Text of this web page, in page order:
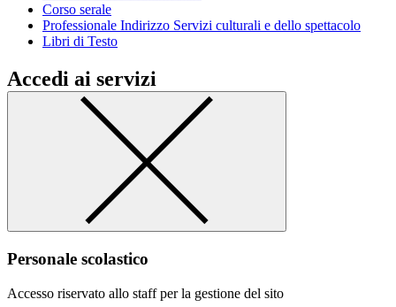
Corso serale
Professionale Indirizzo Servizi culturali e dello spettacolo
Libri di Testo
Accedi ai servizi
Personale scolastico
Accesso riservato allo staff per la gestione del sito